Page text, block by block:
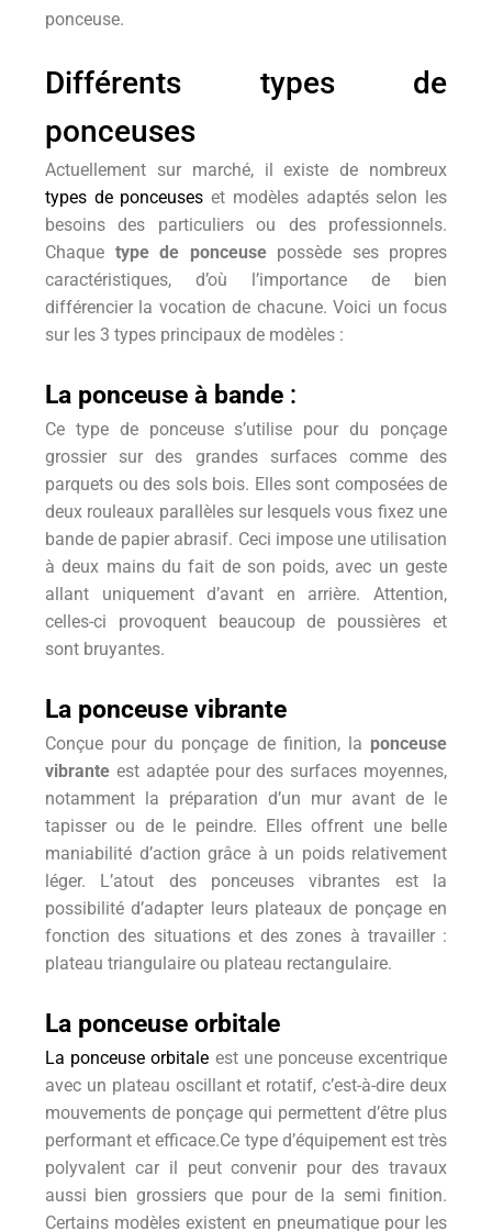
ponceuse.
Différents types de
ponceuses
Actuellement sur marché, il existe de nombreux
types de ponceuses et modèles adaptés selon les
besoins des particuliers ou des professionnels.
Chaque type de ponceusepossède ses propres
caractéristiques, d’où l’importance de bien
différencier la vocation de chacune. Voici un focus
sur les 3 types principaux de modèles :
La ponceuse à bande :
Ce type de ponceuse s’utilise pour du ponçage
grossier sur des grandes surfaces comme des
parquets ou des sols bois. Elles sont composées de
deux rouleaux parallèles sur lesquels vous fixez une
bande de papier abrasif. Ceci impose une utilisation
à deux mains du fait de son poids, avec un geste
allant uniquement d’avant en arrière. Attention,
celles-ci provoquent beaucoup de poussières et
sont bruyantes.
La ponceuse vibrante
Conçue pour du ponçage de finition, la ponceuse
vibrante est adaptée pour des surfaces moyennes,
notamment la préparation d’un mur avant de le
tapisser ou de le peindre. Elles offrent une belle
maniabilité d’action grâce à un poids relativement
léger. L’atout des ponceuses vibrantes est la
possibilité d’adapter leurs plateaux de ponçage en
fonction des situations et des zones à travailler :
plateau triangulaire ou plateau rectangulaire.
La ponceuse orbitale
La ponceuse orbitale est une ponceuse excentrique
avec un plateau oscillant et rotatif, c’est-à-dire deux
mouvements de ponçage qui permettent d’être plus
performant et efficace.Ce type d’équipement est très
polyvalent car il peut convenir pour des travaux
aussi bien grossiers que pour de la semi finition.
Certains modèles existent en pneumatique pour les